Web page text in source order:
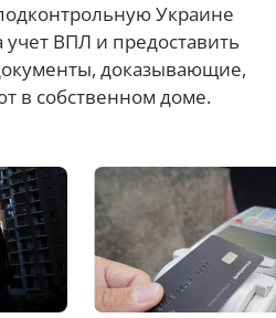
Украине
учет ВПЛ и предоставить
доказывающие,
в собственном доме.